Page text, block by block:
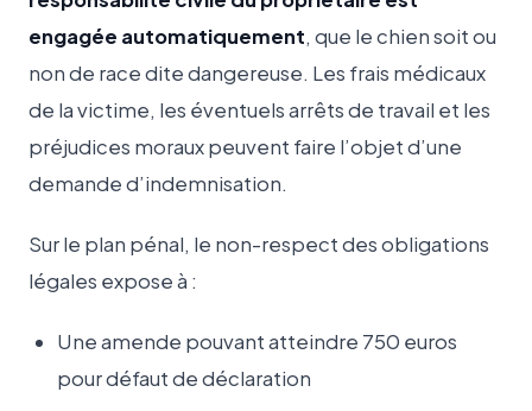
engagée automatiquement, que le chien soit ou
non de race dite dangereuse. Les frais médicaux
de la victime, les éventuels arrêts de travail et les
préjudices moraux peuvent faire l’objet d’une
demande d’indemnisation.
Sur le plan pénal, le non-respect des obligations
légales expose à :
Une amende pouvant atteindre 750 euros
pour défaut de déclaration